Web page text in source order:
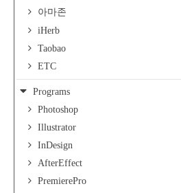
아마존
iHerb
Taobao
ETC
Programs
Photoshop
Illustrator
InDesign
AfterEffect
PremierePro